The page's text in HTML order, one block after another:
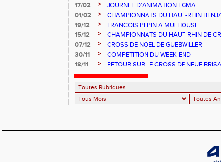
17/02
>
JOURNEE D'ANIMATION EGMA
01/02
>
CHAMPIONNATS DU HAUT-RHIN
EGMA
19/12 >
FRANCOIS PEPIN A MULHOUSE
15/12
>
CHAMPIONNATS DU HAUT-RHIN DE
07/12
>
CROSS DE NOËL DE GUEBWILLER
30/11
>
COMPETITION DU WEEK-END
18/11
> RETOUR SUR LE CROSS DE NEUF